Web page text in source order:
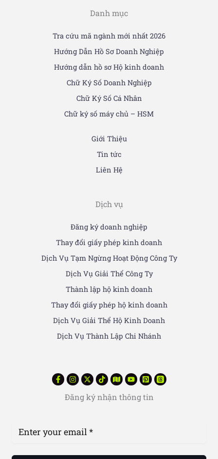
Danh mục
Tra cứu mã ngành mới nhất 2026
Hướng Dẫn Hồ Sơ Doanh Nghiệp
Hướng dẫn hồ sơ Hộ kinh doanh
Chữ Ký Số Doanh Nghiệp
Chữ Ký Số Cá Nhân
Chữ ký số máy chủ – HSM
Giới Thiệu
Tin tức
Liên Hệ
Dịch vụ
Đăng ký doanh nghiệp
Thay đổi giấy phép kinh doanh
Dịch Vụ Tạm Ngừng Hoạt Động Công Ty
Dịch Vụ Giải Thể Công Ty
Thành lập hộ kinh doanh
Thay đổi giấy phép hộ kinh doanh
Dịch Vụ Giải Thể Hộ Kinh Doanh
Dịch Vụ Thành Lập Chi Nhánh
Đăng ký nhận thông tin